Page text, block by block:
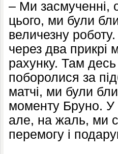
– Ми засмученні,
цього, ми були
величезну
через два прикрі
рахунку. Там
поборолися за
матчі, ми були
моменту Бруно. У
але, на жаль, ми
перемогу і